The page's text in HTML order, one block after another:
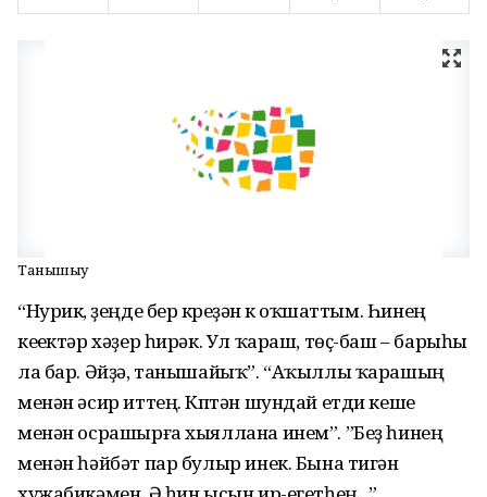
Танышыу
“Нурик, үҙеңде бер күреүҙән үк оҡшаттым. Һинең
кеүектәр хәҙер һирәк. Ул ҡараш, төҫ-баш – барыһы
ла бар. Әйҙә, танышайыҡ”. “Аҡыллы ҡара­шың
менән әсир иттең. Күптән шундай етди кеше
менән ос­рашырға хыяллана инем”. ”Беҙ һинең
менән һәйбәт пар булыр инек. Бына тигән